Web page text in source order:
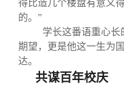
得比造几个楼盘有意义
的。”
学长这番语重心长
期望，更是他这一生为
达。
共谋百年校庆